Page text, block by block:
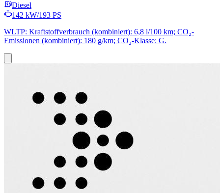
Diesel
142 kW/193 PS
WLTP: Kraftstoffverbrauch (kombiniert): 6,8 l/100 km; CO₂-
Emissionen (kombiniert): 180 g/km; CO₂-Klasse: G.